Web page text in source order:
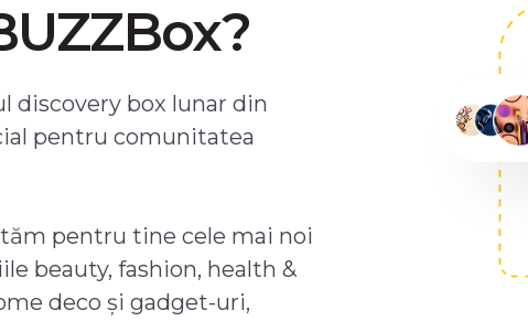
discovery box lunar din
pentru comunitatea
pentru tine cele mai noi
beauty, fashion, health &
deco și gadget-uri,